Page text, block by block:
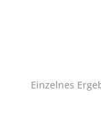
Einzelnes